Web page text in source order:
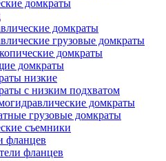
домкраты
домкраты
грузовые домкраты
домкраты
домкраты
низкие
с низким подхватом
домкраты
грузовые домкраты
съемники
фланцев
фланцев